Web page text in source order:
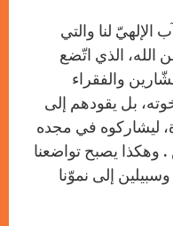
الإلهيّ لنا والتي
الله، الذي اتّضع
والفقراء
بل يقودهم إلى
ليشاركوه في مجده
وهكذا يصبح تواضعنا
إلى نموّنا